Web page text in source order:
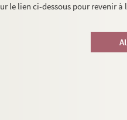
le lien ci-dessous pour revenir